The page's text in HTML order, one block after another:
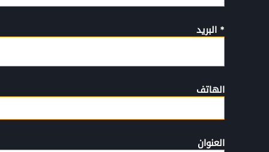
* البريد
الهاتف
العنوان